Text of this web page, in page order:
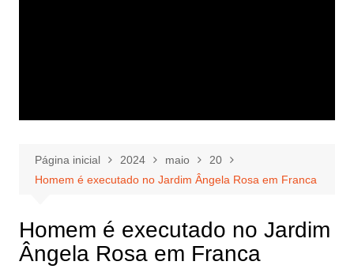
Página inicial 2024 maio
20
Homem é executado no Jardim Ângela Rosa em Franca
Homem é executado no Jardim
Ângela Rosa em Franca